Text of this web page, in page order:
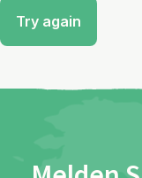
Try again